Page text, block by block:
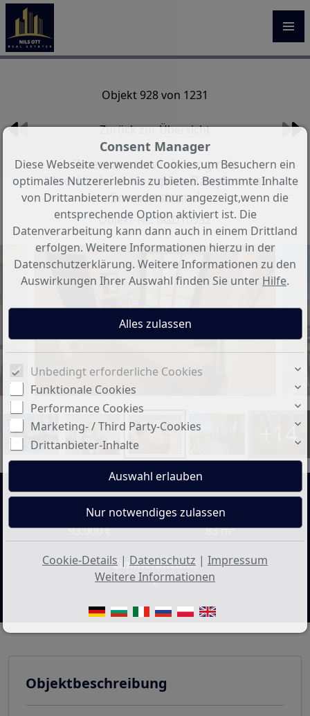
Objekt 928 von 1231
Zurück zur Übersicht
Zweizimmerwohnung mit
Meerblick im Komplex Babylon am
Sonnenstrand
Objekt-Nr.: BGD10932
+14
Preis:
93.000 €
Wohnfläche ca.:
83 m²
Zimmeranzahl:
2
Objektbeschreibung
Consent Manager
Diese Webseite verwendet Cookies,um Besuchern ein
optimales Nutzererlebnis zu bieten. Bestimmte Inhalte
von Drittanbietern werden nur angezeigt,wenn die
entsprechende Option aktiviert ist. Die
Datenverarbeitung kann dann auch in einem Drittland
erfolgen. Weitere Informationen hierzu in der
Datenschutzerklärung. Weitere Informationen zu den
Auswirkungen Ihrer Auswahl finden Sie unter Hilfe.
Unbedingt erforderliche Cookies
Funktionale Cookies
Performance Cookies
Marketing- / Third Party-Cookies
Drittanbieter-Inhalte
Cookie-Details | Datenschutz | Impressum
Weitere Informationen